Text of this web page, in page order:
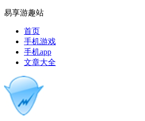
易享游趣站
首页
手机游戏
手机app
文章大全